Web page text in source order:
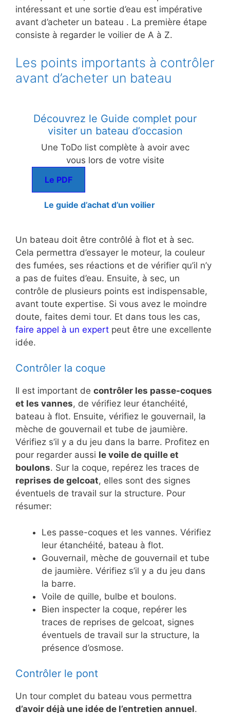
intéressant et une sortie d’eau est impérative
avant d’acheter un bateau . La première étape
consiste à regarder le voilier de A à Z.
Les points importants à contrôler
avant d’acheter un bateau
Découvrez le Guide complet pour
visiter un bateau d’occasion
Une ToDo list complète à avoir avec
vous lors de votre visite
Le PDF
Le guide d’achat d’un voilier
Un bateau doit être contrôlé à flot et à sec.
Cela permettra d’essayer le moteur, la couleur
des fumées, ses réactions et de vérifier qu’il n’y
a pas de fuites d’eau. Ensuite, à sec, un
contrôle de plusieurs points est indispensable,
avant toute expertise. Si vous avez le moindre
doute, faites demi tour. Et dans tous les cas,
faire appel à un expert peut être une excellente
idée.
Contrôler la coque
Il est important de contrôler les passe-coques
et les vannes, de vérifiez leur étanchéité,
bateau à flot. Ensuite, vérifiez le gouvernail, la
mèche de gouvernail et tube de jaumière.
Vérifiez s’il y a du jeu dans la barre. Profitez en
pour regarder aussi le voile de quille et
boulons. Sur la coque, repérez les traces de
reprises de gelcoat, elles sont des signes
éventuels de travail sur la structure. Pour
résumer:
Les passe-coques et les vannes. Vérifiez
leur étanchéité, bateau à flot.
Gouvernail, mèche de gouvernail et tube
de jaumière. Vérifiez s’il y a du jeu dans
la barre.
Voile de quille, bulbe et boulons.
Bien inspecter la coque, repérer les
traces de reprises de gelcoat, signes
éventuels de travail sur la structure, la
présence d’osmose.
Contrôler le pont
Un tour complet du bateau vous permettra
d’avoir déjà une idée de l’entretien annuel.